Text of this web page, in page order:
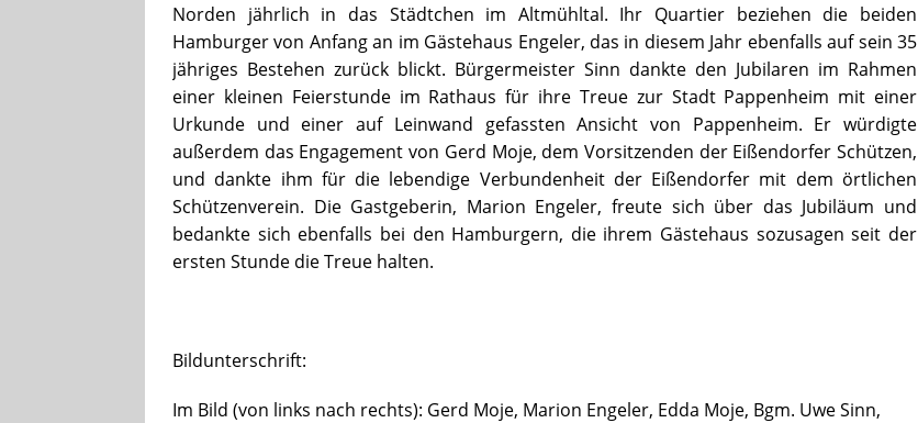
Norden jährlich in das Städtchen im Altmühltal. Ihr Quartier beziehen die beiden
Hamburger von Anfang an im Gästehaus Engeler, das in diesem Jahr ebenfalls auf sein 35
jähriges Bestehen zurück blickt. Bürgermeister Sinn dankte den Jubilaren im Rahmen
einer kleinen Feierstunde im Rathaus für ihre Treue zur Stadt Pappenheim mit einer
Urkunde und einer auf Leinwand gefassten Ansicht von Pappenheim. Er würdigte
außerdem das Engagement von Gerd Moje, dem Vorsitzenden der Eißendorfer Schützen,
und dankte ihm für die lebendige Verbundenheit der Eißendorfer mit dem örtlichen
Schützenverein. Die Gastgeberin, Marion Engeler, freute sich über das Jubiläum und
bedankte sich ebenfalls bei den Hamburgern, die ihrem Gästehaus sozusagen seit der
ersten Stunde die Treue halten.
Bildunterschrift:
Im Bild (von links nach rechts): Gerd Moje, Marion Engeler, Edda Moje, Bgm. Uwe Sinn,